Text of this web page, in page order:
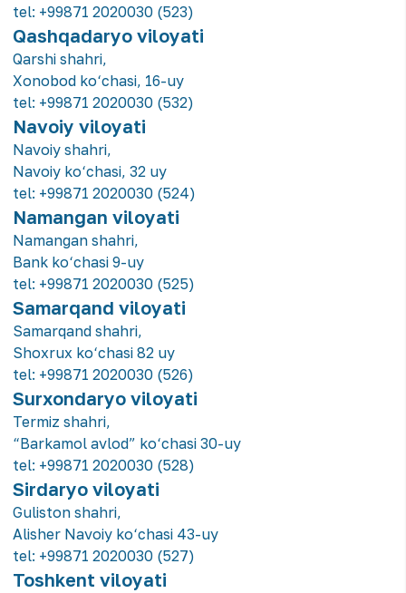
tel: +99871 2020030 (523)
Qashqadaryo viloyati
Qarshi shahri,
Xonobod ko‘chasi, 16-uy
tel: +99871 2020030 (532)
Navoiy viloyati
Navoiy shahri,
Navoiy ko‘chasi, 32 uy
tel: +99871 2020030 (524)
Namangan viloyati
Namangan shahri,
Bank ko‘chasi 9-uy
tel: +99871 2020030 (525)
Samarqand viloyati
Samarqand shahri,
Shoxrux ko‘chasi 82 uy
tel: +99871 2020030 (526)
Surxondaryo viloyati
Termiz shahri,
“Barkamol avlod” ko‘chasi 30-uy
tel: +99871 2020030 (528)
Sirdaryo viloyati
Guliston shahri,
Alisher Navoiy ko‘chasi 43-uy
tel: +99871 2020030 (527)
Toshkent viloyati